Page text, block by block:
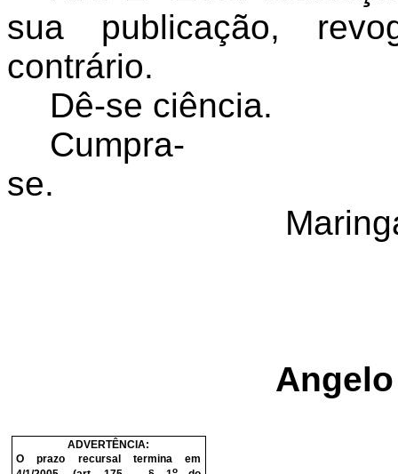
sua publicação,
contrário.
Dê-se ciência.
Cumpra-
se.
ADVERTÊNCIA:
O prazo recursal termina em
o